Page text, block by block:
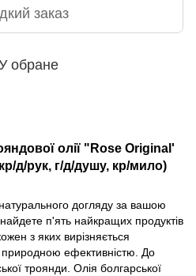
заказ
обране
олії "Rose Original'
д/рук, г/д/душу, кр/мило)
догляду за вашою
п'ять найкращих продуктів
з яких вирізняється
природною ефективністю. До
троянди. Олія болгарської